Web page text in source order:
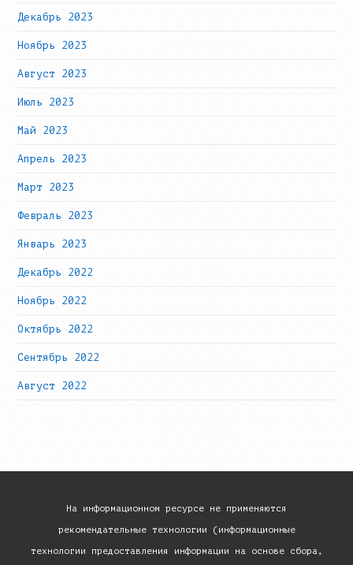
Декабрь 2023
Ноябрь 2023
Август 2023
Июль 2023
Май 2023
Апрель 2023
Март 2023
Февраль 2023
Январь 2023
Декабрь 2022
Ноябрь 2022
Октябрь 2022
Сентябрь 2022
Август 2022
На информационном ресурсе не применяются
рекомендательные технологии (информационные
технологии предоставления информации на основе сбора,